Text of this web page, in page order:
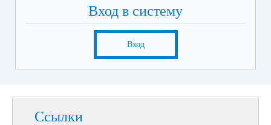
Вход в систему
Вход
Ссылки